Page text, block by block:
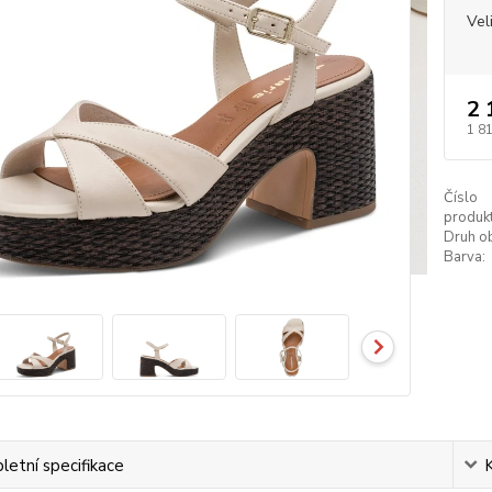
2
1
Číslo
Druh
Barva:
specifikace